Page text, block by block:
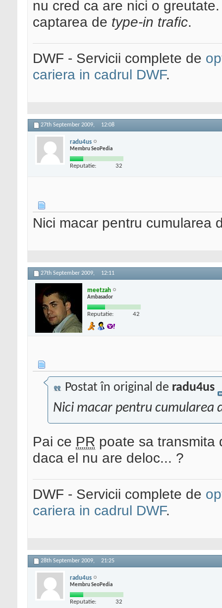
nu cred ca are nici o
captarea de type-in trafic.
DWF - Servicii complete de
cariera in cadrul DWF.
27th September 2009, 12:08
radu4us
Membru SeoPedia
Reputatie: 32
Nici macar pentru cumularea
27th September 2009, 12:11
meetzah
Ambasador
Reputatie: 42
Postat în original de radu4us
Nici macar pentru cumularea
Pai ce PR poate sa transmita
daca el nu are deloc... ?
DWF - Servicii complete de
cariera in cadrul DWF.
28th September 2009, 21:25
radu4us
Membru SeoPedia
Reputatie: 32